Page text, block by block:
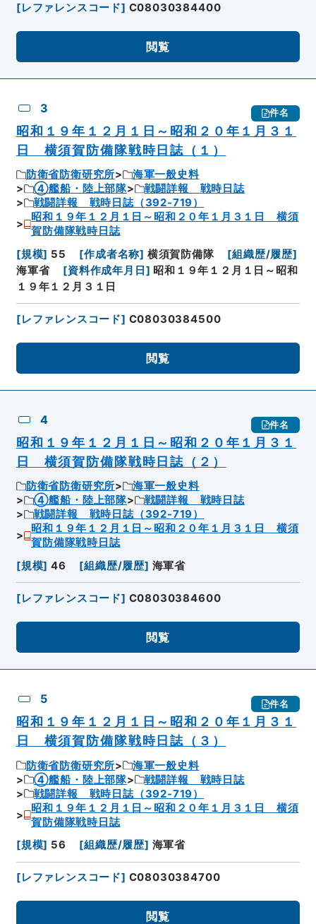
[レファレンスコード] C08030384400
閲覧
3 件名
昭和１９年１２月１日～昭和２０年１月３１
日 横須賀防備隊戦時日誌（１）
防衛省防衛研究所
海軍一般史料
④艦船・陸上部隊
戦闘詳報 戦時日誌
戦闘詳報 戦時日誌（392-719）
昭和１９年１２月１日～昭和２０年１月３１日 横須
賀防備隊戦時日誌
[規模] 55 [作成者名称] 横須賀防備隊 [組織歴/履歴]
海軍省
[資料作成年月日 ] 昭和１９年１２月１日～昭和
１９年１２月３１日
[レファレンスコード] C08030384500
閲覧
4 件名
昭和１９年１２月１日～昭和２０年１月３１
日 横須賀防備隊戦時日誌（２）
防衛省防衛研究所
海軍一般史料
④艦船・陸上部隊
戦闘詳報 戦時日誌
戦闘詳報 戦時日誌（392-719）
昭和１９年１２月１日～昭和２０年１月３１日 横須
賀防備隊戦時日誌
[規模] 46 [組織歴/履歴] 海軍省
[レファレンスコード] C08030384600
閲覧
5 件名
昭和１９年１２月１日～昭和２０年１月３１
日 横須賀防備隊戦時日誌（３）
防衛省防衛研究所
海軍一般史料
④艦船・陸上部隊
戦闘詳報 戦時日誌
戦闘詳報 戦時日誌（392-719）
昭和１９年１２月１日～昭和２０年１月３１日 横須
賀防備隊戦時日誌
[規模] 56 [組織歴/履歴] 海軍省
[レファレンスコード] C08030384700
閲覧